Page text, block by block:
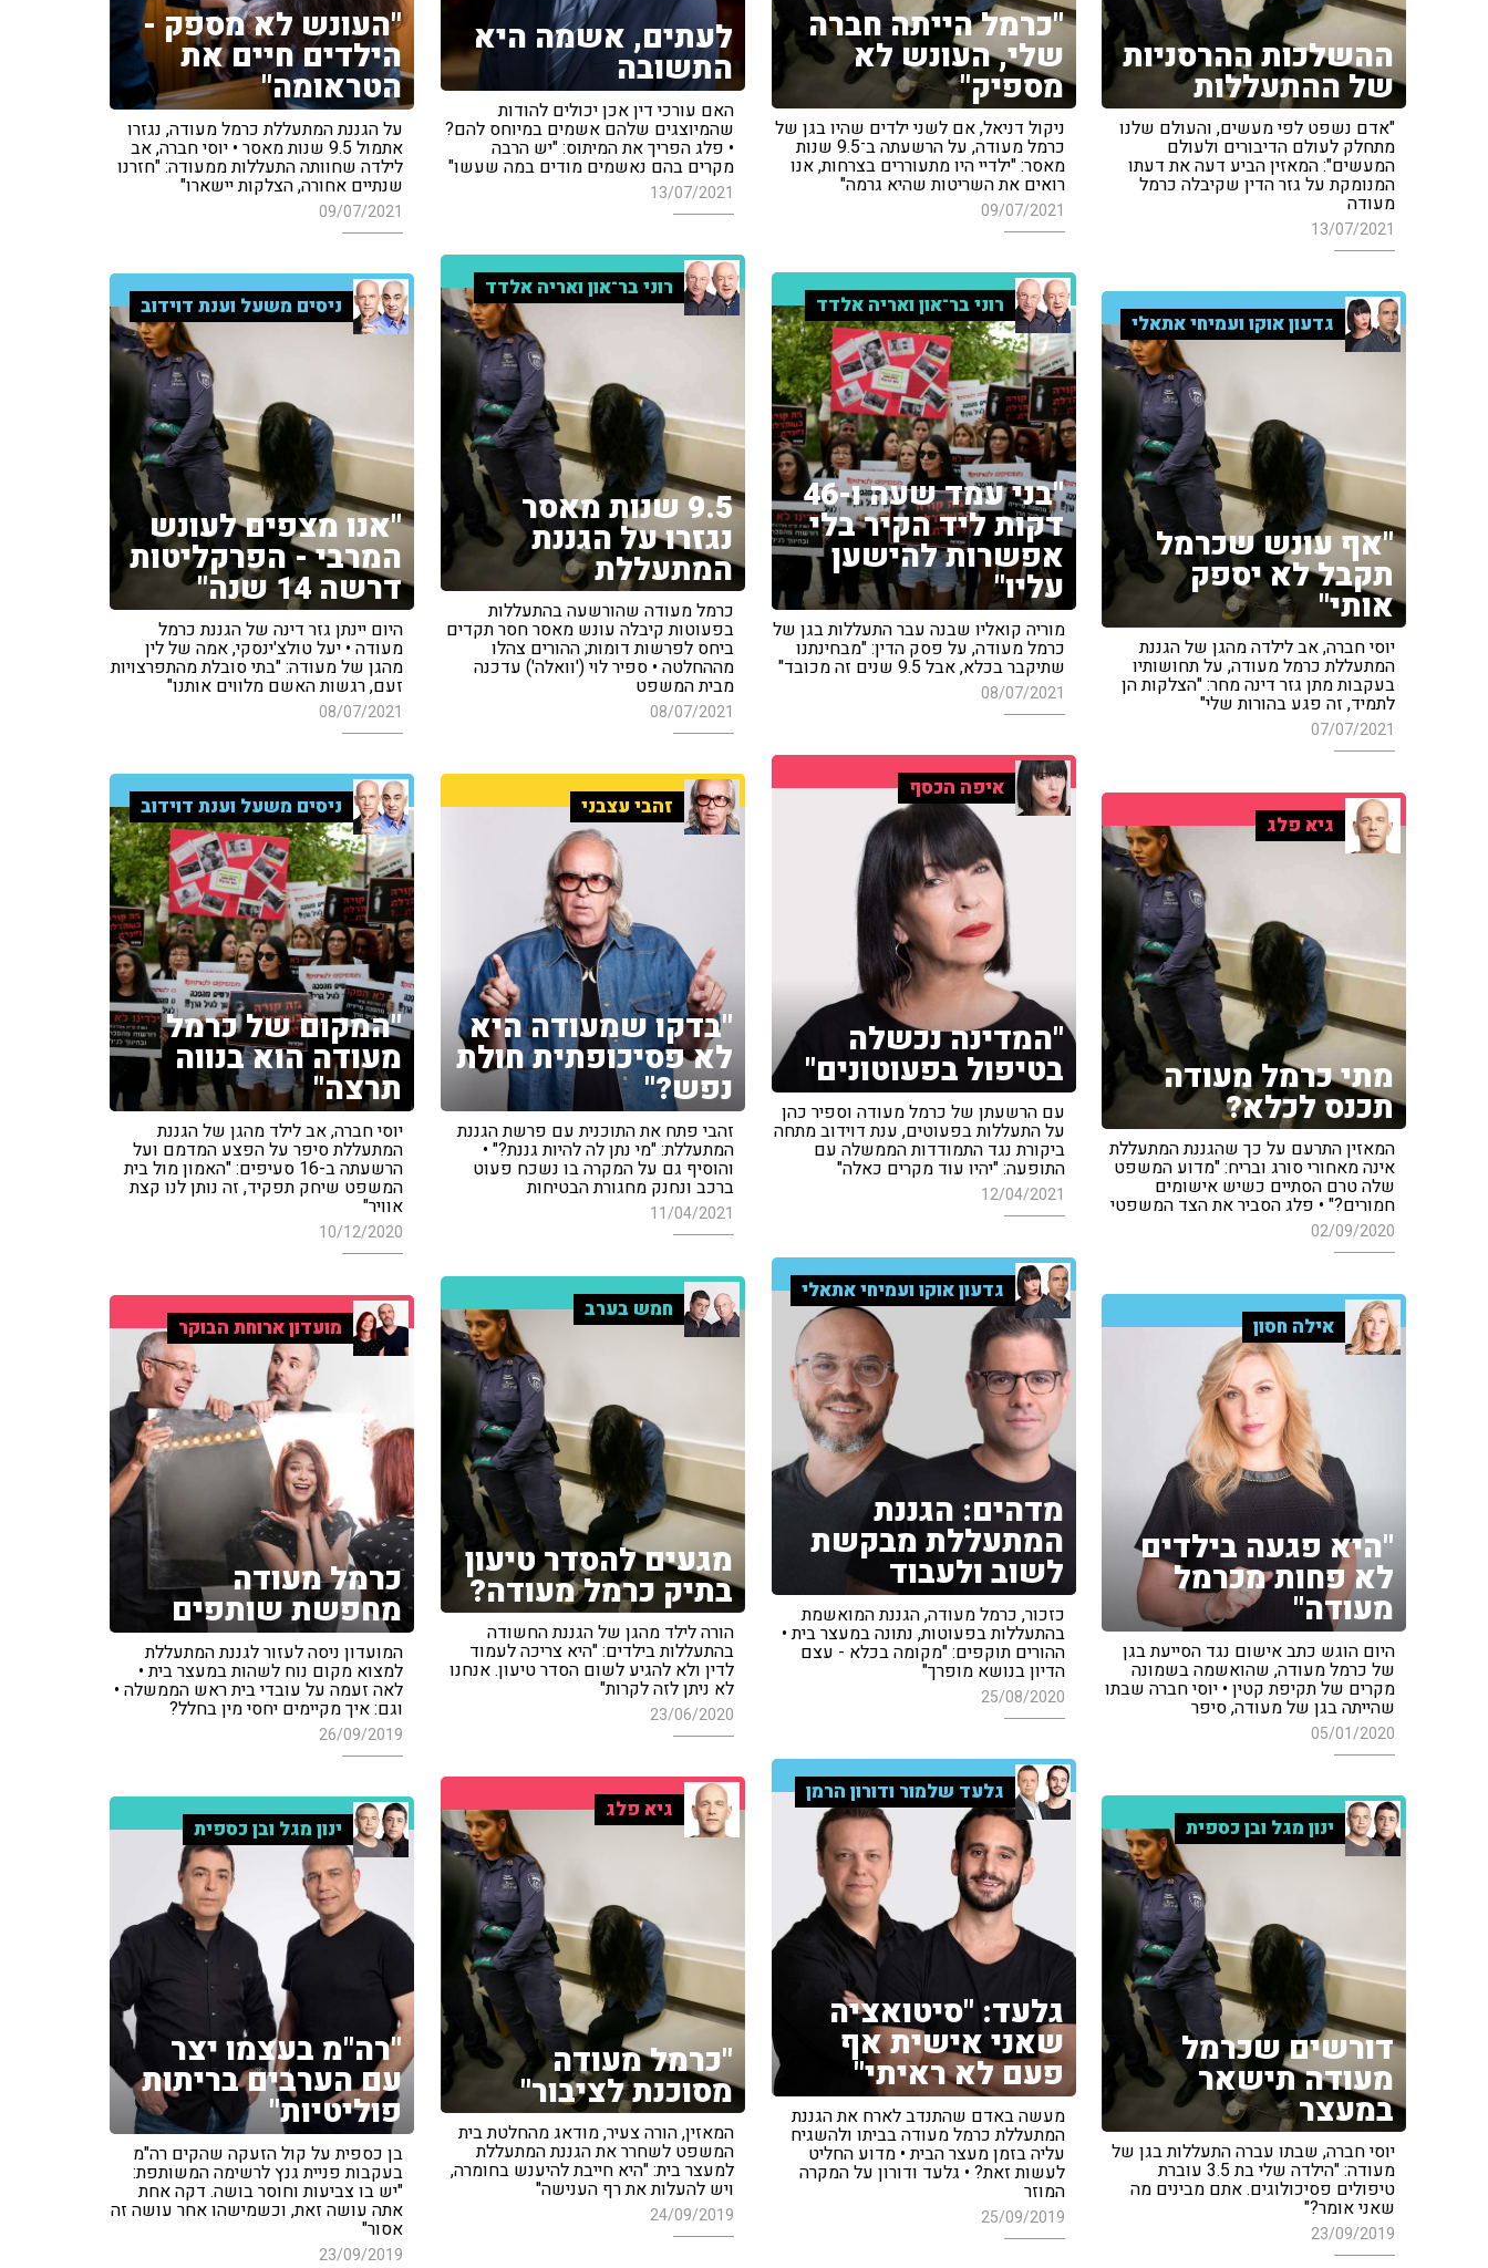
לעתים, אשמה היא
התשובה
האם עורכי דין אכן יכולים להודות
שהמיוצגים שלהם אשמים במיוחס להם?
• פלג הפריך את המיתוס: "יש הרבה
מקרים בהם נאשמים מודים במה שעשו"
13/07/2021
ההשלכות ההרסניות
של ההתעללות
"אדם נשפט לפי מעשים, והעולם שלנו
מתחלק לעולם הדיבורים ולעולם
המעשים": המאזין הביע דעה את דעתו
המנומקת על גזר הדין שקיבלה כרמל
מעודה
13/07/2021
"כרמל הייתה חברה
שלי, העונש לא
מספיק"
ניקול דניאל, אם לשני ילדים שהיו בגן של
כרמל מעודה, על הרשעתה ב־9.5 שנות
מאסר: "ילדיי היו מתעוררים בצרחות, אנו
רואים את השריטות שהיא גרמה"
09/07/2021
"העונש לא מספק -
הילדים חיים את
הטראומה"
על הגננת המתעללת כרמל מעודה, נגזרו
אתמול 9.5 שנות מאסר • יוסי חברה, אב
לילדה שחוותה התעללות ממעודה: "חזרנו
שנתיים אחורה, הצלקות יישארו"
09/07/2021
רוני בר־און ואריה אלדד
9.5 שנות מאסר
נגזרו על הגננת
המתעללת
כרמל מעודה שהורשעה בהתעללות
בפעוטות קיבלה עונש מאסר חסר תקדים
ביחס לפרשות דומות; ההורים צהלו
מההחלטה • ספיר לוי ('וואלה') עדכנה
מבית המשפט
08/07/2021
רוני בר־און ואריה אלדד
"בני עמד שעה ו-46
דקות ליד הקיר בלי
אפשרות להישען
עליו"
מוריה קואליו שבנה עבר התעללות בגן של
כרמל מעודה, על פסק הדין: "מבחינתנו
שתיקבר בכלא, אבל 9.5 שנים זה מכובד"
08/07/2021
ניסים משעל וענת דוידוב
"אנו מצפים לעונש
המרבי - הפרקליטות
דרשה 14 שנה"
היום יינתן גזר דינה של הגננת כרמל
מעודה • יעל טולצ'ינסקי, אמה של לין
מהגן של מעודה: "בתי סובלת מהתפרצויות
זעם, רגשות האשם מלווים אותנו"
08/07/2021
גדעון אוקו ועמיחי אתאלי
"אף עונש שכרמל
תקבל לא יספק
אותי"
יוסי חברה, אב לילדה מהגן של הגננת
המתעללת כרמל מעודה, על תחושותיו
בעקבות מתן גזר דינה מחר: "הצלקות הן
לתמיד, זה פגע בהורות שלי"
07/07/2021
איפה הכסף
"המדינה נכשלה
בטיפול בפעוטונים"
עם הרשעתן של כרמל מעודה וספיר כהן
על התעללות בפעוטים, ענת דוידוב מתחה
ביקורת נגד התמודדות הממשלה עם
התופעה: "יהיו עוד מקרים כאלה"
12/04/2021
זהבי עצבני
"בדקו שמעודה היא
לא פסיכופתית חולת
נפש?"
זהבי פתח את התוכנית עם פרשת הגננת
המתעללת: "מי נתן לה להיות גננת?" •
והוסיף גם על המקרה בו נשכח פעוט
ברכב ונחנק מחגורת הבטיחות
11/04/2021
ניסים משעל וענת דוידוב
"המקום של כרמל
מעודה הוא בנווה
תרצה"
יוסי חברה, אב לילד מהגן של הגננת
המתעללת סיפר על הפצע המדמם ועל
הרשעתה ב-16 סעיפים: "האמון מול בית
המשפט שיחק תפקיד, זה נותן לנו קצת
אוויר"
10/12/2020
גיא פלג
מתי כרמל מעודה
תכנס לכלא?
המאזין התרעם על כך שהגננת המתעללת
אינה מאחורי סורג ובריח: "מדוע המשפט
שלה טרם הסתיים כשיש אישומים
חמורים?" • פלג הסביר את הצד המשפטי
02/09/2020
גדעון אוקו ועמיחי אתאלי
מדהים: הגננת
המתעללת מבקשת
לשוב ולעבוד
כזכור, כרמל מעודה, הגננת המואשמת
בהתעללות בפעוטות, נתונה במעצר בית •
ההורים תוקפים: "מקומה בכלא - עצם
הדיון בנושא מופרך"
25/08/2020
חמש בערב
מגעים להסדר טיעון
בתיק כרמל מעודה?
הורה לילד מהגן של הגננת החשודה
בהתעללות בילדים: "היא צריכה לעמוד
לדין ולא להגיע לשום הסדר טיעון. אנחנו
לא ניתן לזה לקרות"
23/06/2020
אילה חסון
"היא פגעה בילדים
לא פחות מכרמל
מעודה"
היום הוגש כתב אישום נגד הסייעת בגן
של כרמל מעודה, שהואשמה בשמונה
מקרים של תקיפת קטין • יוסי חברה שבתו
שהייתה בגן של מעודה, סיפר
05/01/2020
מועדון ארוחת הבוקר
כרמל מעודה
מחפשת שותפים
המועדון ניסה לעזור לגננת המתעללת
למצוא מקום נוח לשהות במעצר בית •
לאה זעמה על עובדי בית ראש הממשלה •
וגם: איך מקיימים יחסי מין בחלל?
26/09/2019
גלעד שלמור ודורון הרמן
גלעד: "סיטואציה
שאני אישית אף
פעם לא ראיתי"
מעשה באדם שהתנדב לארח את הגננת
המתעללת כרמל מעודה בביתו ולהשגיח
עליה בזמן מעצר הבית • מדוע החליט
לעשות זאת? • גלעד ודורון על המקרה
המוזר
25/09/2019
גיא פלג
"כרמל מעודה
מסוכנת לציבור"
המאזין, הורה צעיר, מודאג מהחלטת בית
המשפט לשחרר את הגננת המתעללת
למעצר בית: "היא חייבת להיענש בחומרה,
ויש להעלות את רף הענישה"
24/09/2019
ינון מגל ובן כספית
דורשים שכרמל
מעודה תישאר
במעצר
יוסי חברה, שבתו עברה התעללות בגן של
מעודה: "הילדה שלי בת 3.5 עוברת
טיפולים פסיכולוגים. אתם מבינים מה
שאני אומר?"
23/09/2019
ינון מגל ובן כספית
"רה"מ בעצמו יצר
עם הערבים בריתות
פוליטיות"
בן כספית על קול הזעקה שהקים רה"מ
בעקבות פניית גנץ לרשימה המשותפת:
"יש בו צביעות וחוסר בושה. דקה אחת
אתה עושה זאת, וכשמישהו אחר עושה זה
אסור"
23/09/2019